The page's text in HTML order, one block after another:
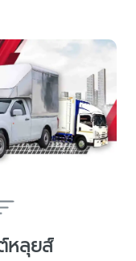
หลุยส์